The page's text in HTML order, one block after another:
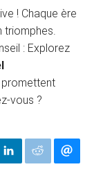
! Chaque ère
triomphes.
: Explorez
vous ?